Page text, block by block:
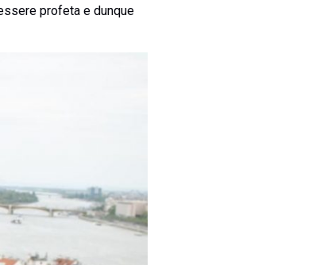
profeta e dunque